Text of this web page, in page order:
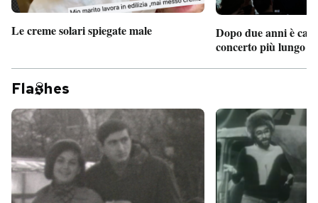
Le creme solari spiegate male
Dopo due anni è
concerto più lungo
Fla hes